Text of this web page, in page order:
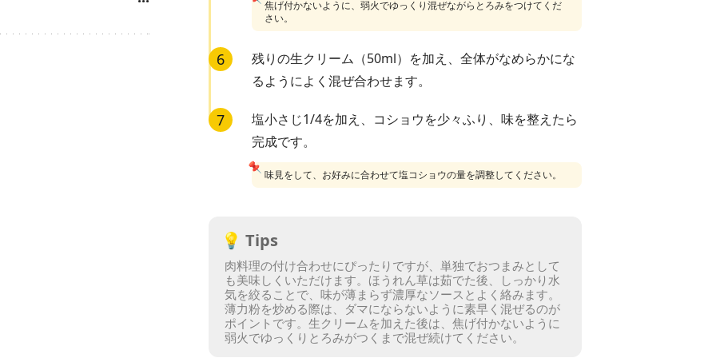
焦げ付かないように、弱火でゆっくり混ぜながらとろみをつけてくだ
さい。
6
残りの生クリーム（50ml）を加え、全体がなめらかにな
るようによく混ぜ合わせます。
7
塩小さじ1/4を加え、コショウを少々ふり、味を整えたら
完成です。
味見をして、お好みに合わせて塩コショウの量を調整してください。
📌
💡 Tips
肉料理の付け合わせにぴったりですが、単独でおつまみとして
も美味しくいただけます。 ほうれん草は茹でた後、しっかり水
気を絞ることで、味が薄まらず濃厚なソースとよく絡みます。
薄力粉を炒める際は、ダマにならないように素早く混ぜるのが
ポイントです。 生クリームを加えた後は、焦げ付かないように
弱火でゆっくりとろみがつくまで混ぜ続けてください。